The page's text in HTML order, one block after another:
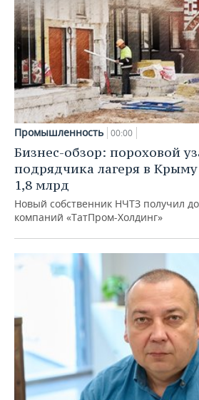
Промышленность 00:00
Бизнес-обзор: пороховой
подрядчика лагеря в
1,8 млрд
Новый собственник НЧТЗ получил
компаний «ТатПром-Холдинг»